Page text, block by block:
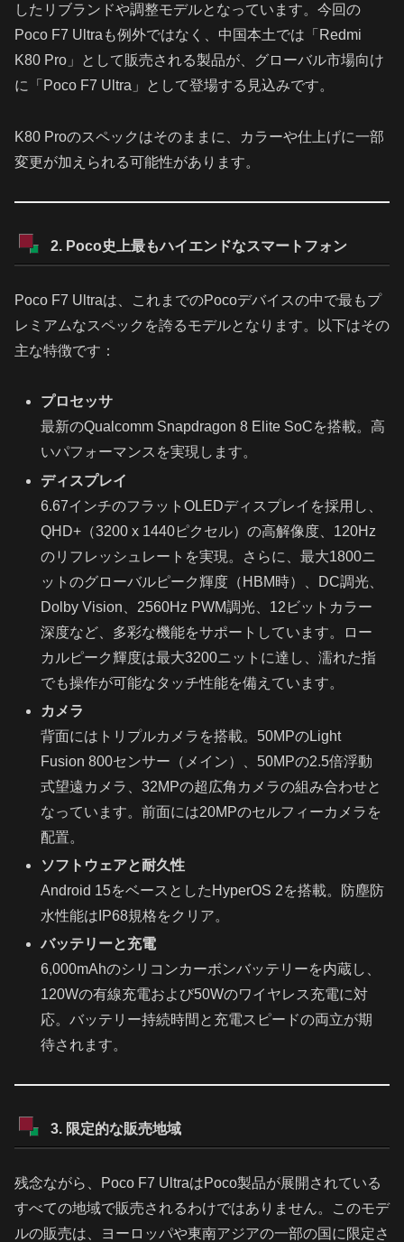
したリブランドや調整モデルとなっています。今回の
Poco F7 Ultraも例外ではなく、中国本土では「Redmi
K80 Pro」として販売される製品が、グローバル市場向け
に「Poco F7 Ultra」として登場する見込みです。
K80 Proのスペックはそのままに、カラーや仕上げに一部
変更が加えられる可能性があります。
2. Poco史上最もハイエンドなスマートフォン
Poco F7 Ultraは、これまでのPocoデバイスの中で最もプ
レミアムなスペックを誇るモデルとなります。以下はその
主な特徴です：
プロセッサ
最新のQualcomm Snapdragon 8 Elite SoCを搭載。高
いパフォーマンスを実現します。
ディスプレイ
6.67インチのフラットOLEDディスプレイを採用し、
QHD+（3200 x 1440ピクセル）の高解像度、120Hz
のリフレッシュレートを実現。さらに、最大1800ニ
ットのグローバルピーク輝度（HBM時）、DC調光、
Dolby Vision、2560Hz PWM調光、12ビットカラー
深度など、多彩な機能をサポートしています。ロー
カルピーク輝度は最大3200ニットに達し、濡れた指
でも操作が可能なタッチ性能を備えています。
カメラ
背面にはトリプルカメラを搭載。50MPのLight
Fusion 800センサー（メイン）、50MPの2.5倍浮動
式望遠カメラ、32MPの超広角カメラの組み合わせと
なっています。前面には20MPのセルフィーカメラを
配置。
ソフトウェアと耐久性
Android 15をベースとしたHyperOS 2を搭載。防塵防
水性能はIP68規格をクリア。
バッテリーと充電
6,000mAhのシリコンカーボンバッテリーを内蔵し、
120Wの有線充電および50Wのワイヤレス充電に対
応。バッテリー持続時間と充電スピードの両立が期
待されます。
3. 限定的な販売地域
残念ながら、Poco F7 UltraはPoco製品が展開されている
すべての地域で販売されるわけではありません。このモデ
ルの販売は、ヨーロッパや東南アジアの一部の国に限定さ